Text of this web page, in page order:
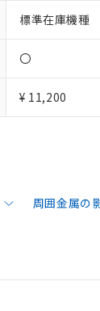
標準在庫機種
〇
¥ 11,200
周囲金属の